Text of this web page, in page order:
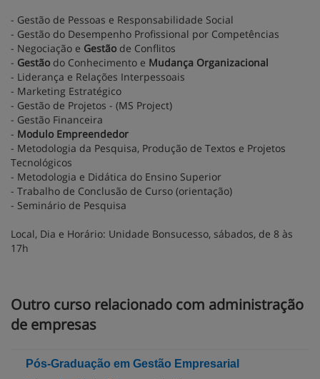
- Gestão de Pessoas e Responsabilidade Social
- Gestão do Desempenho Profissional por Competências
- Negociação e Gestão de Conflitos
- Gestão do Conhecimento e Mudança Organizacional
- Liderança e Relações Interpessoais
- Marketing Estratégico
- Gestão de Projetos - (MS Project)
- Gestão Financeira
- Modulo Empreendedor
- Metodologia da Pesquisa, Produção de Textos e Projetos
Tecnológicos
- Metodologia e Didática do Ensino Superior
- Trabalho de Conclusão de Curso (orientação)
- Seminário de Pesquisa
Local, Dia e Horário: Unidade Bonsucesso, sábados, de 8 às
17h
Outro curso relacionado com administração
de empresas
Pós-Graduação em Gestão Empresarial